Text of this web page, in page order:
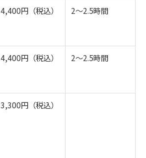
4,400円（税込） 2～2.5時間
4,400円（税込） 2～2.5時間
3,300円（税込）